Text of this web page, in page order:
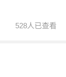
528人已查看